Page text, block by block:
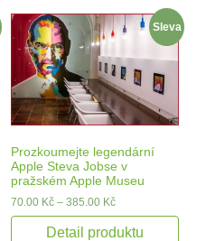
Sleva
Prozkoumejte legendární
Apple Steva Jobse v
pražském Apple Museu
70.00 Kč– 385.00 Kč
Detail produktu